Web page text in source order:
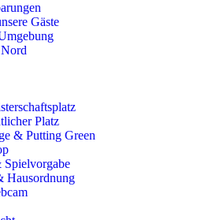
Gäste
Platz
& Putting Green
Spielvorgabe
Hausordnung